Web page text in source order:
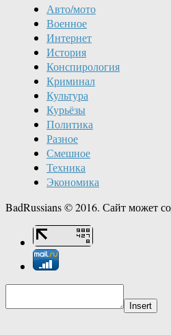
Авто/мото
Военное
Интернет
История
Конспирология
Криминал
Культура
Курьёзы
Политика
Разное
Смешное
Техника
Экономика
BadRussians © 2016. Сайт может
Insert